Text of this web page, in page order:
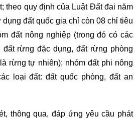
theo quy định của Luật Đất đai năm
đất quốc gia chỉ còn 08 chỉ tiêu
đất nông nghiệp (trong đó có các
đất rừng đặc dụng, đất rừng phòng
rừng tự nhiên); nhóm đất phi nông
loại đất: đất quốc phòng, đất an
thông qua, đáp ứng yêu cầu phát